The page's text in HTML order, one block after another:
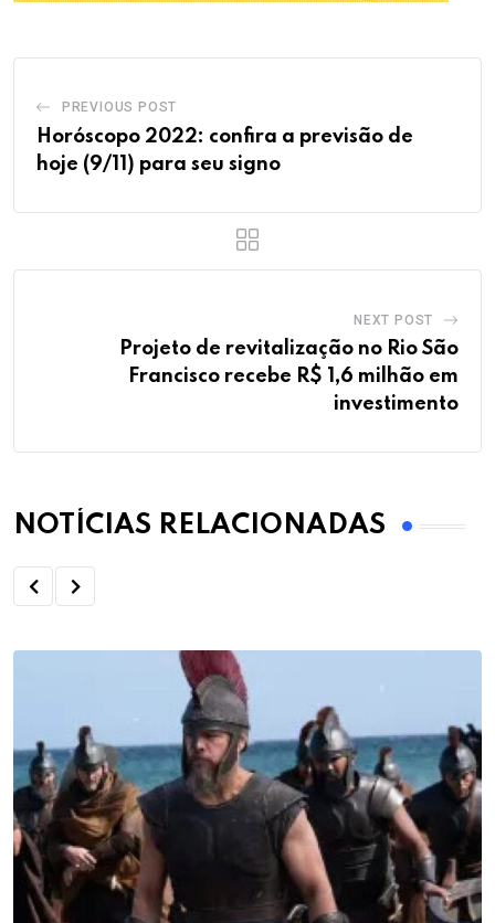
PREVIOUS POST
Horóscopo 2022: confira a previsão de
hoje (9/11) para seu signo
NEXT POST
Projeto de revitalização no Rio São
Francisco recebe R$ 1,6 milhão em
investimento
NOTÍCIAS RELACIONADAS